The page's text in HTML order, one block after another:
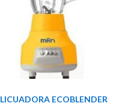
LICUADORA ECOBLENDER